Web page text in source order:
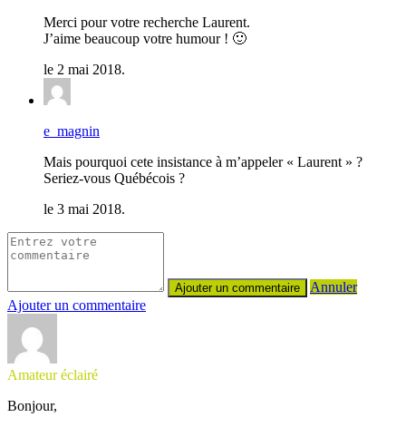
Merci pour votre recherche Laurent.
J’aime beaucoup votre humour ! 🙂
le 2 mai 2018.
e_magnin
Mais pourquoi cete insistance à m’appeler « Laurent » ?
Seriez-vous Québécois ?
le 3 mai 2018.
Annuler
Ajouter un commentaire
Amateur éclairé
Bonjour,